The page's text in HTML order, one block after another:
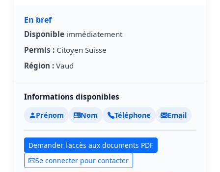
En bref
Disponible immédiatement
Permis : Citoyen Suisse
Région : Vaud
Informations disponibles
Prénom Nom Téléphone Email
Demander l'accès aux documents PDF
Se connecter pour contacter